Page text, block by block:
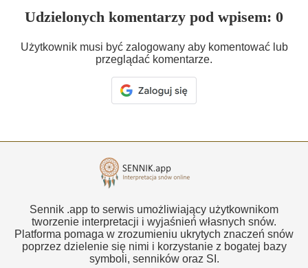
Udzielonych komentarzy pod wpisem: 0
Użytkownik musi być zalogowany aby komentować lub
przeglądać komentarze.
Sennik .app to serwis umożliwiający użytkownikom
tworzenie interpretacji i wyjaśnień własnych snów.
Platforma pomaga w zrozumieniu ukrytych znaczeń snów
poprzez dzielenie się nimi i korzystanie z bogatej bazy
symboli, senników oraz SI.